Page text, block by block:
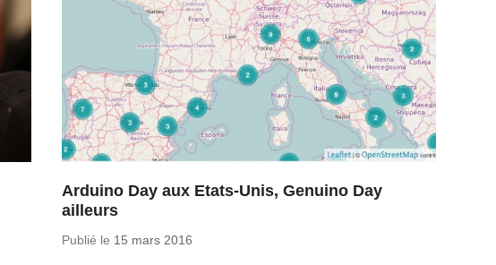
Arduino Day aux Etats-Unis, Genuino Day
ailleurs
Publié le 15 mars 2016